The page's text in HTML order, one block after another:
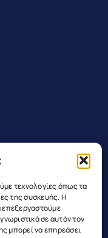
τεχνολογίες όπως τα
της συσκευής. Η
επεξεργαστούμε
σε αυτόν τον
μπορεί να επηρεάσει